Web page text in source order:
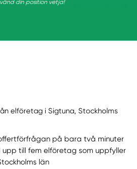
din position vetja!
elföretag i Sigtuna, Stockholms
på bara två minuter
upp till fem elföretag som uppfyller
län